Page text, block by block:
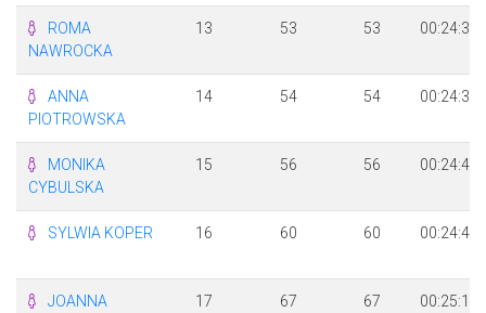
ROMA
NAWROCKA
13 53 53 00:24:36
ANNA
PIOTROWSKA
14 54 54 00:24:38
MONIKA
CYBULSKA
15 56 56 00:24:42
SYLWIA KOPER 16 60 60 00:24:49
JOANNA
17 67 67 00:25:17